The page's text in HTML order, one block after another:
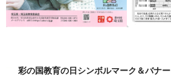
彩の国教育の日シンボルマーク＆バナー